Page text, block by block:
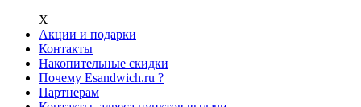
Х
Акции и подарки
Контакты
Накопительные скидки
Почему Esandwich.ru ?
Партнерам